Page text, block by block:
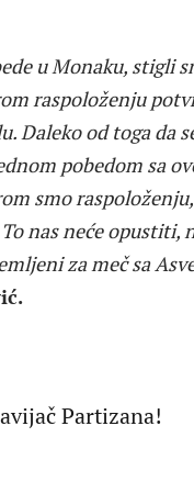
u Monaku, stigli
raspoloženju
Daleko od toga da
pobedom sa
smo raspoloženju,
nas neće opustiti,
za meč sa
Partizana!